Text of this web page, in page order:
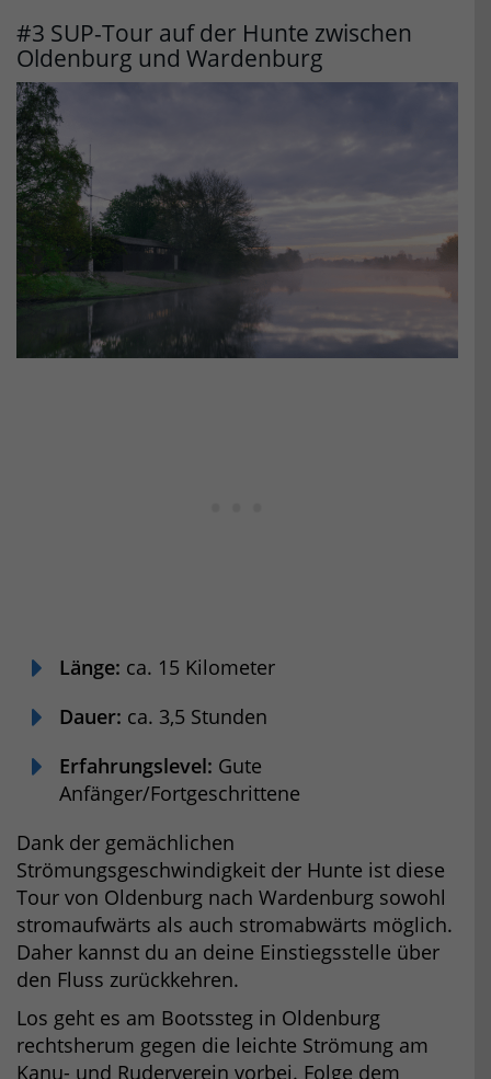
#3 SUP-Tour auf der Hunte zwischen
Oldenburg und Wardenburg
Länge: ca. 15 Kilometer
Dauer: ca. 3,5 Stunden
Erfahrungslevel: Gute
Anfänger/Fortgeschrittene
Dank der gemächlichen
Strömungsgeschwindigkeit der Hunte ist diese
Tour von Oldenburg nach Wardenburg sowohl
stromaufwärts als auch stromabwärts möglich.
Daher kannst du an deine Einstiegsstelle über
den Fluss zurückkehren.
Los geht es am Bootssteg in Oldenburg
rechtsherum gegen die leichte Strömung am
Kanu- und Ruderverein vorbei. Folge dem